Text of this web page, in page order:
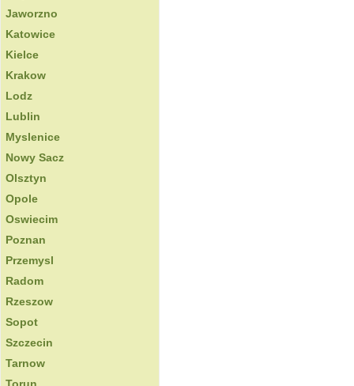
Jaworzno
Katowice
Kielce
Krakow
Lodz
Lublin
Myslenice
Nowy Sacz
Olsztyn
Opole
Oswiecim
Poznan
Przemysl
Radom
Rzeszow
Sopot
Szczecin
Tarnow